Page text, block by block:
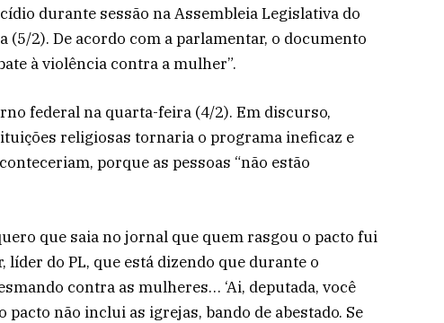
durante sessão na Assembleia Legislativa do
(5/2). De acordo com a parlamentar, o documento
à violência contra a mulher”.
federal na quarta-feira (4/2). Em discurso,
religiosas tornaria o programa ineficaz e
porque as pessoas “não estão
que saia no jornal que quem rasgou o pacto fui
líder do PL, que está dizendo que durante o
contra as mulheres… ‘Ai, deputada, você
pacto não inclui as igrejas, bando de abestado. Se